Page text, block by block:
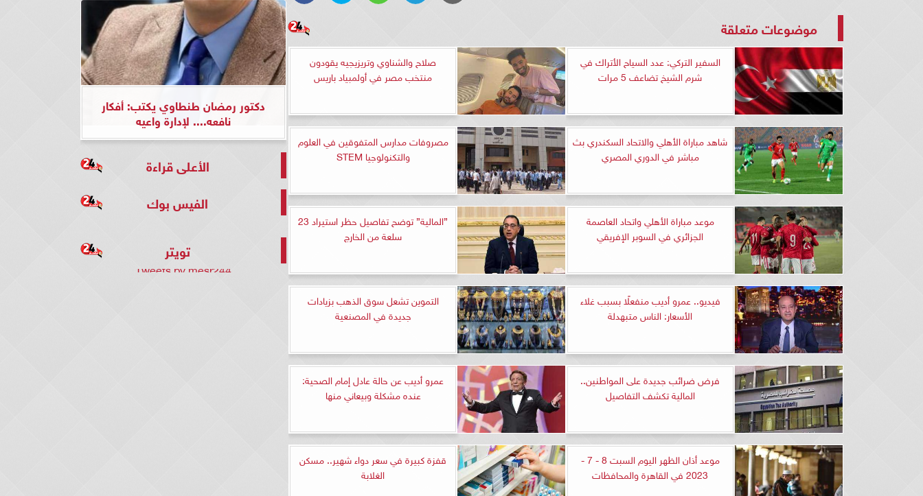
موضوعات متعلقة
السفير التركي: عدد السياح الأتراك في
شرم الشيخ تضاعف 5 مرات
صلاح والشناوي وتريزيجيه يقودون
منتخب مصر في أولمبياد باريس
شاهد مباراة الأهلي والاتحاد السكندري بث
مباشر في الدوري المصري
مصروفات مدارس المتفوقين في العلوم
والتكنولوجيا STEM
موعد مباراة الأهلي واتحاد العاصمة
الجزائري في السوبر الإفريقي
”المالية” توضح تفاصيل حظر استيراد 23
سلعة من الخارج
فيديو.. عمرو أديب منفعلًا بسبب غلاء
الأسعار: الناس متبهدلة
التموين تشعل سوق الذهب بزيادات
جديدة في المصنعية
فرض ضرائب جديدة على المواطنين..
المالية تكشف التفاصيل
عمرو أديب عن حالة عادل إمام الصحية:
عنده مشكلة وبيعاني منها
موعد أذان الظهر اليوم السبت 8 - 7 -
2023 في القاهرة والمحافظات
قفزة كبيرة في سعر دواء شهير.. مسكن
الغلابة
دكتور رمضان طنطاوي يكتب: أفكار
نافعه.... لإدارة واعيه
الأعلى قراءة
الفيس بوك
تويتر
Tweets by mesr244